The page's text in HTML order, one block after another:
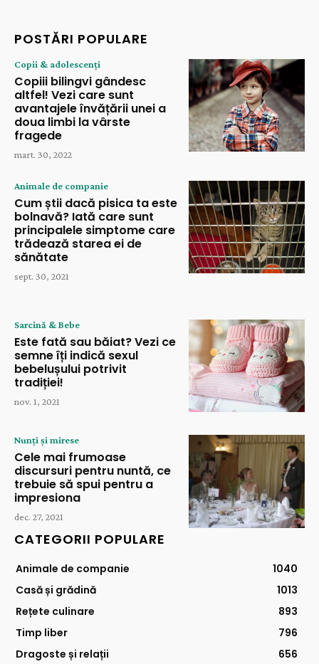
POSTĂRI POPULARE
Copii & adolescenți
Copiii bilingvi gândesc
altfel! Vezi care sunt
avantajele învățării unei a
doua limbi la vârste
fragede
mart. 30, 2022
Animale de companie
Cum știi dacă pisica ta este
bolnavă? Iată care sunt
principalele simptome care
trădează starea ei de
sănătate
sept. 30, 2021
Sarcină & Bebe
Este fată sau băiat? Vezi ce
semne îți indică sexul
bebelușului potrivit
tradiției!
nov. 1, 2021
Nunți și mirese
Cele mai frumoase
discursuri pentru nuntă, ce
trebuie să spui pentru a
impresiona
dec. 27, 2021
CATEGORII POPULARE
Animale de companie
1040
Casă și grădină
1013
Rețete culinare
893
Timp liber
796
Dragoste și relații
656